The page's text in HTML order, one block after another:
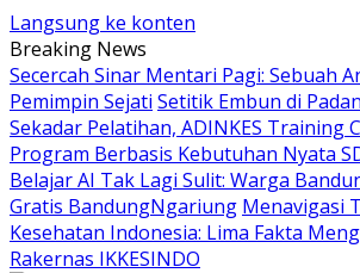
Langsung ke konten
Breaking News
Secercah Sinar Mentari Pagi: Sebuah
Pemimpin Sejati Setitik Embun di
Sekadar Pelatihan, ADINKES Training
Program Berbasis Kebutuhan Nyata
Belajar AI Tak Lagi Sulit: Warga
Gratis BandungNgariung Menavigasi
Kesehatan Indonesia: Lima Fakta
Rakernas IKKESINDO